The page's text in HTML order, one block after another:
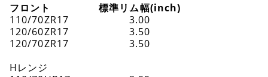
フロント
110/70ZR17
120/60ZR17
120/70ZR17
Hレンジ
標準リム幅(inch)
3.00
3.50
3.50